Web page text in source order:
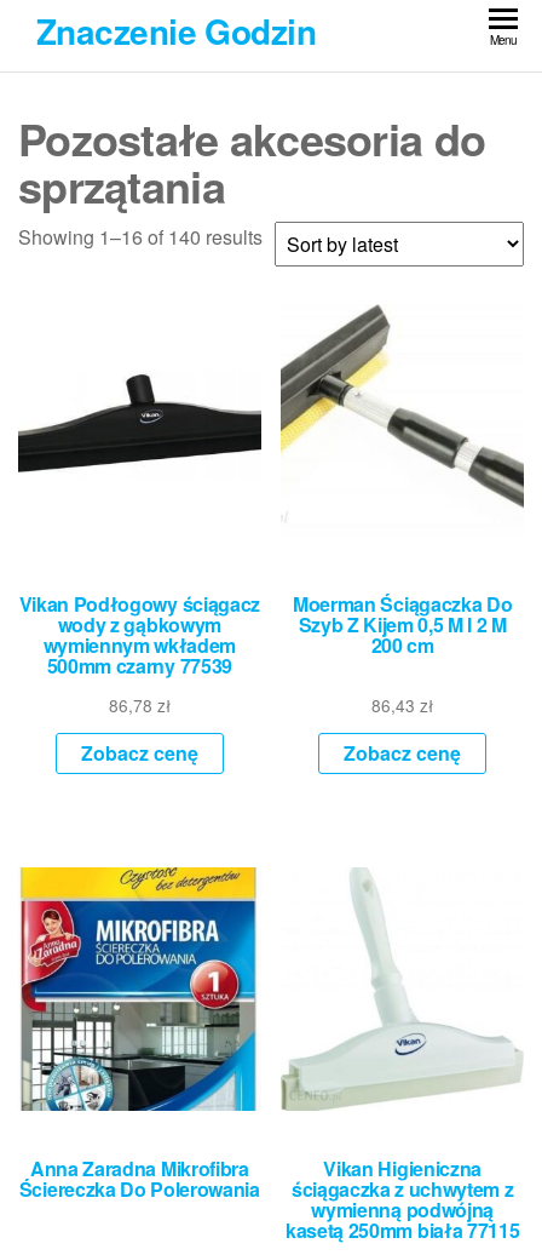
Przejdź
treści
Znaczenie Godzin Menu
Pozostałe akcesoria do
sprzątania
Showing 1–16 of 140 results
Vikan Podłogowy ściągacz
wody z gąbkowym
wymiennym wkładem
500mm czarny 77539
86,78 zł
Zobacz cenę
Moerman Ściągaczka Do
Szyb Z Kijem 0,5 M I 2 M
200 cm
86,43zł
Zobacz cenę
Anna Zaradna Mikrofibra
Ściereczka Do Polerowania
Vikan Higieniczna
ściągaczka z uchwytem z
wymienną podwójną
kasetą 250mm biała 77115